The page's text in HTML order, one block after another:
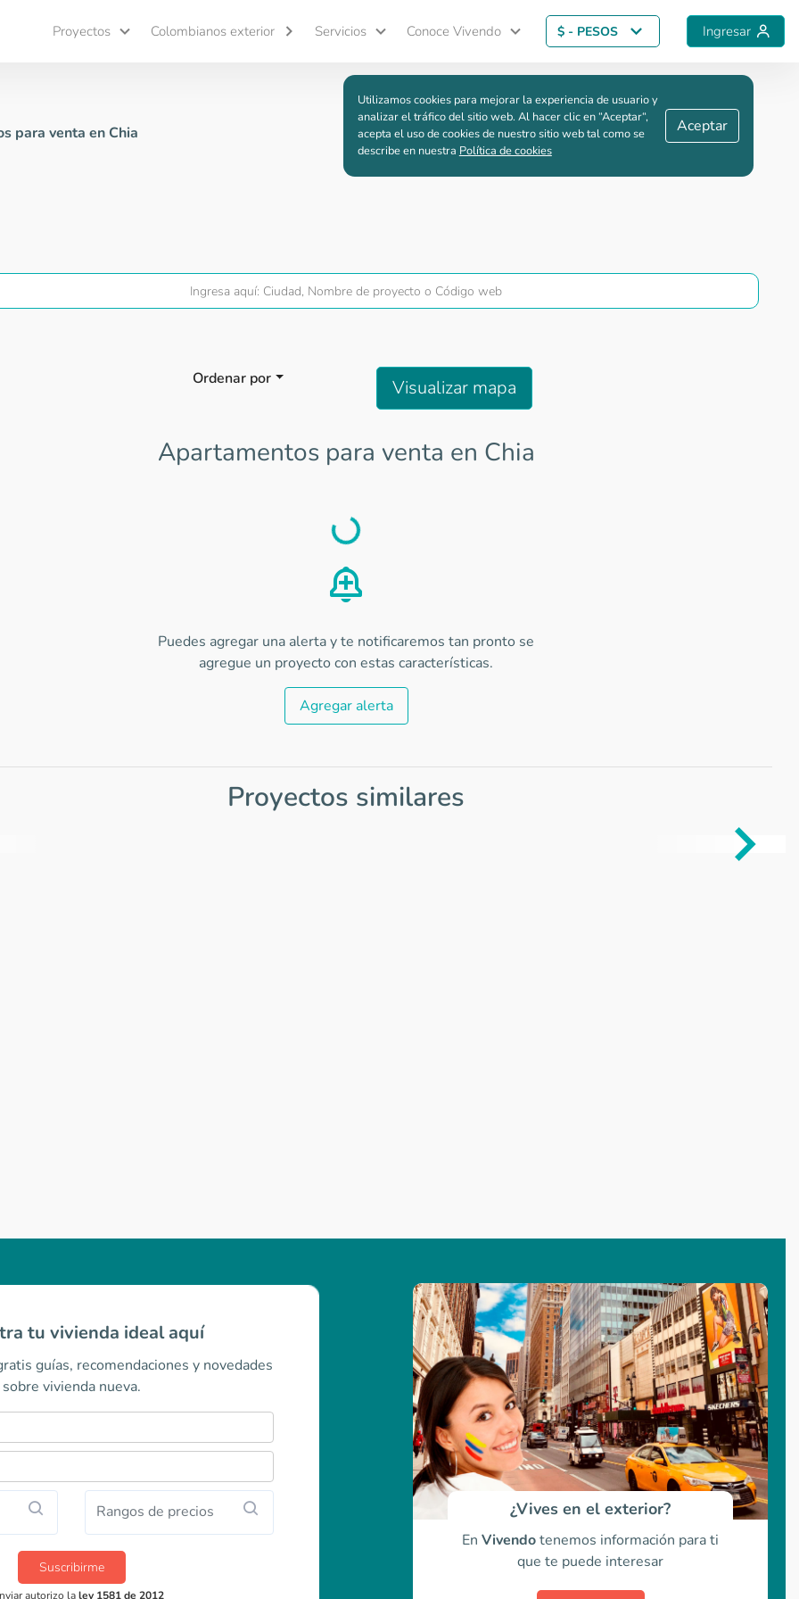
Proyectos Colombianos exterior Servicios Conoce Vivendo $ - PESOS Ingresar
para venta en Chia
Ordenar por Visualizar mapa
Apartamentos para venta en Chia
Load
Puedes agregar una alerta y te notificaremos tan pronto se
agregue un proyecto con estas características.
Agregar alerta
Proyectos similares
tu vivienda ideal aquí
guías, recomendaciones y novedades
sobre vivienda nueva.
Rangos de precios
Suscribirme
autorizo laley 1581 de 2012
¿Vives en el exterior?
En Vivendotenemos información para ti
que te puede interesar
Utilizamos cookies para mejorar la experiencia de usuario y
analizar el tráfico del sitio web. Al hacer clic en “Aceptar“,
acepta el uso de cookies de nuestro sitio web tal como se
describe en nuestra Política de cookies
Aceptar
Guardar comparación